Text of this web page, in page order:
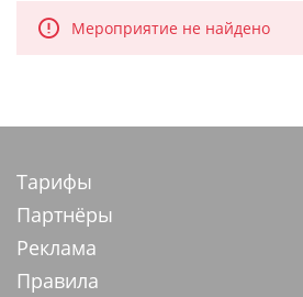
Мероприятие не найдено
Тарифы
Партнёры
Реклама
Правила